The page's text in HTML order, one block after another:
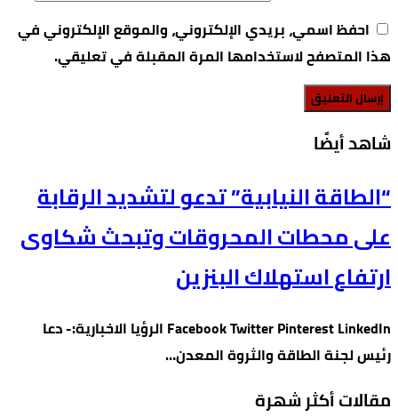
احفظ اسمي، بريدي الإلكتروني، والموقع الإلكتروني في
هذا المتصفح لاستخدامها المرة المقبلة في تعليقي.
‫شاهد أيضًا‬
“الطاقة النيابية” تدعو لتشديد الرقابة
على محطات المحروقات وتبحث شكاوى
ارتفاع استهلاك البنزين
Facebook Twitter Pinterest LinkedIn الرؤيا الاخبارية:- دعا
رئيس لجنة الطاقة والثروة المعدن…
مقالات أكثر شهرة